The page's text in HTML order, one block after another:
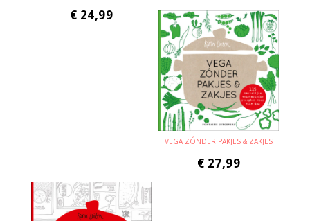
€ 24,99
VEGA ZÓNDER PAKJES & ZAKJES
€ 27,99